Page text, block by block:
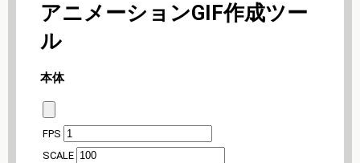
アニメーションGIF作成ツー
ル
本体
FPS
SCALE